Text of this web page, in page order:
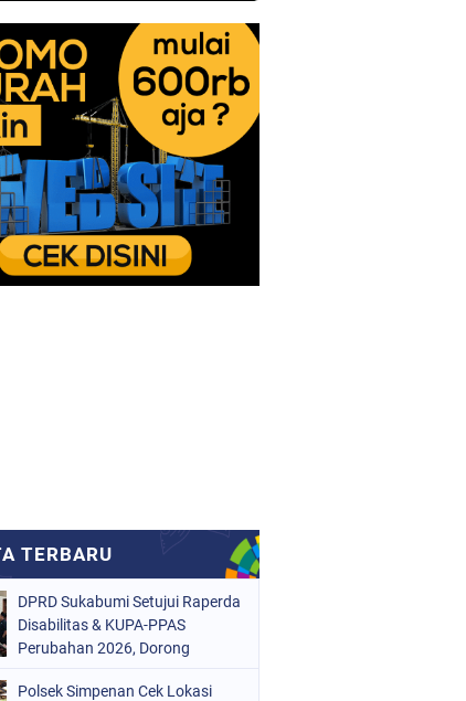
DPRD Sukabumi Setujui Raperda
Disabilitas & KUPA-PPAS
Perubahan 2026, Dorong
Polsek Simpenan Cek Lokasi